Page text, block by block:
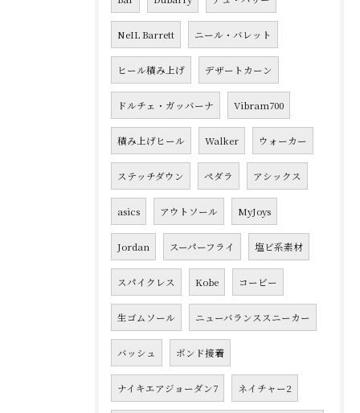
NeIL Barrett ニール・バレット
ヒール積み上げ デザートカーン
ドルチェ・ガッバーナ Vibram700
積み上げヒール Walker ウォーカー
ステッチダウン ペダラ アシックス
asics アウトソール MyJoys
Jordan スーパーフライ 塩ビ系素材
スパイクレス Kobe コービー
生ゴムソール ニューバランススニーカー
バッシュ ボンド接着
ナイキエアジョーダン7 ネイチャー2